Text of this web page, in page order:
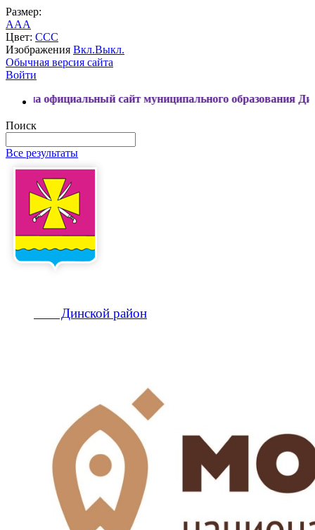
Размер:
AAA
Цвет: CCC
Изображения Вкл.Выкл.
Обычная версия сайта
Войти
сайт муниципального образования Динской
Поиск
Все результаты
Динской район